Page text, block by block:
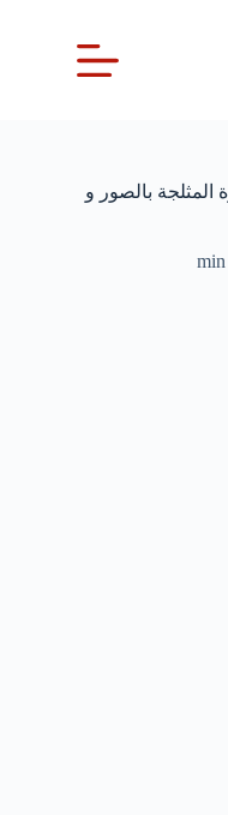
المثلجة بالصور و